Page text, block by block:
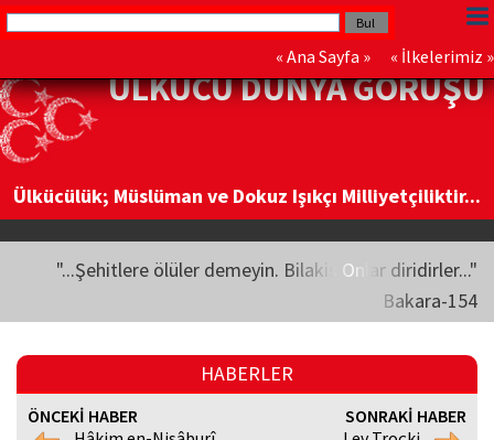
« Ana Sayfa » « İlkelerimiz »
ÜLKÜCÜ DÜNYA GÖRÜŞÜ
Ülkücülük; Müslüman ve Dokuz Işıkçı Milliyetçiliktir...
"...Şehitlere ölüler demeyin. Bilakis Onlar diridirler..."
Bakara-154
HABERLER
ÖNCEKİ HABER
SONRAKİ HABER